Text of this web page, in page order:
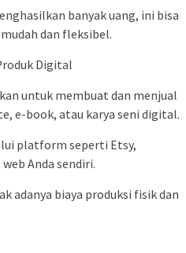
banyak uang, ini bisa
dan fleksibel.
Digital
untuk membuat dan menjual
e-book, atau karya seni digital.
platform seperti Etsy,
Anda sendiri.
adanya biaya produksi fisik dan